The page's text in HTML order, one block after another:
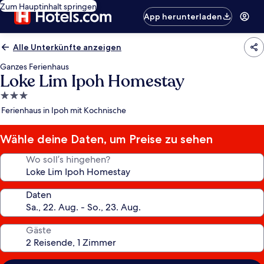
Zum Hauptinhalt springen
App herunterladen
Alle Unterkünfte anzeigen
Ganzes Ferienhaus
Loke Lim Ipoh Homestay
3.0-
Sterne-
Ferienhaus in Ipoh mit Kochnische
Wähle deine Daten, um Preise zu sehen
Wo soll’s hingehen?
Daten
Gäste